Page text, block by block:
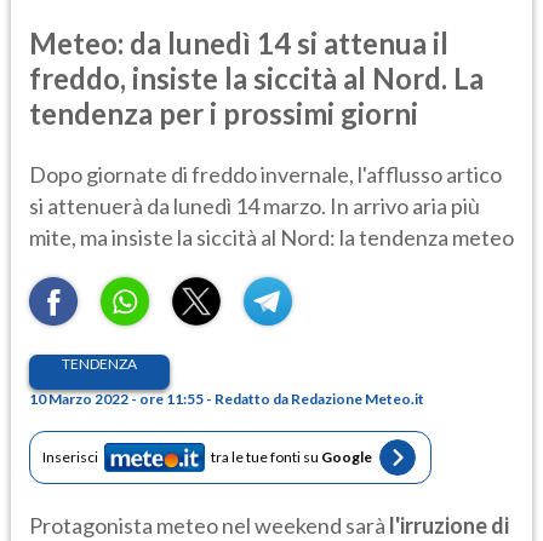
Meteo: da lunedì 14 si attenua il
freddo, insiste la siccità al Nord. La
tendenza per i prossimi giorni
Dopo giornate di freddo invernale, l'afflusso artico
si attenuerà da lunedì 14 marzo. In arrivo aria più
mite, ma insiste la siccità al Nord: la tendenza meteo
TENDENZA
10 Marzo 2022 - ore 11:55 - Redatto da Redazione Meteo.it
Inserisci tra le tue fonti su Google
Protagonista meteo nel weekend sarà l'irruzione di